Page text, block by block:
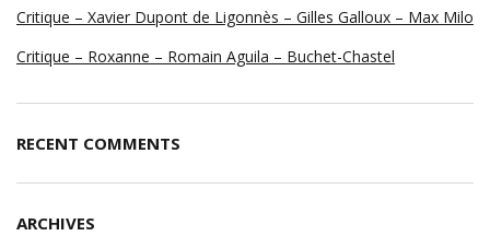
Critique – Xavier Dupont de Ligonnès – Gilles Galloux – Max Milo
Critique – Roxanne – Romain Aguila – Buchet-Chastel
RECENT COMMENTS
ARCHIVES